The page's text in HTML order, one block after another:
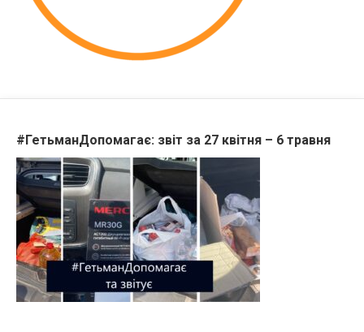
#ГетьманДопомагає: звіт за 27 квітня – 6 травня